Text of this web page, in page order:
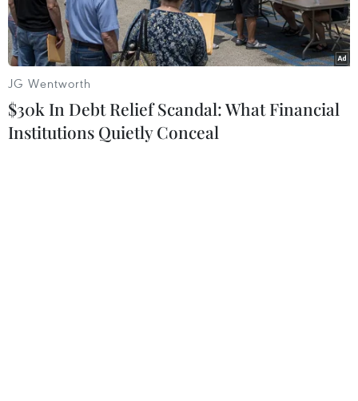
JG Wentworth
$30k In Debt Relief Scandal: What Financial
Institutions Quietly Conceal